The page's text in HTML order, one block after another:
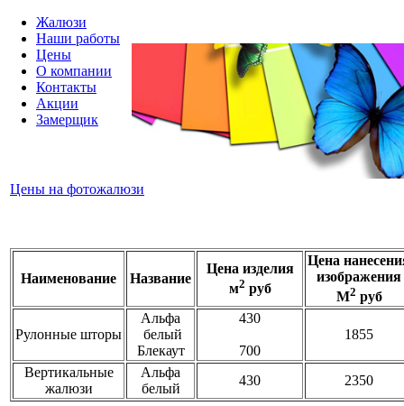
Жалюзи
Наши работы
Цены
О компании
Контакты
Акции
Замерщик
Цены на фотожалюзи
Наименование Название
Цена изделия
м2 руб
Цена
изображения
М2 руб
Рулонные шторы
Альфа
белый
Блекаут
430
700
1855
Вертикальные
жалюзи
Альфа
белый
430 2350